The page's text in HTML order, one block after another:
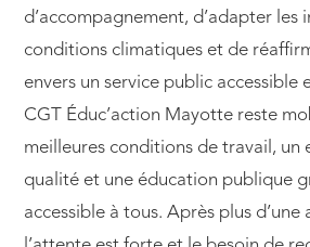
d’accompagnement, d’adapter les
conditions climatiques et de
envers un service public accessible
CGT Éduc’action Mayotte reste
meilleures conditions de travail, un
qualité et une éducation publique
accessible à tous. Après plus d’une